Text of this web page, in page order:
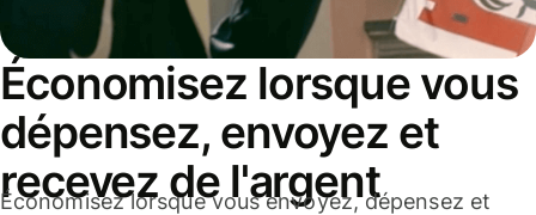
Économisez lorsque vous
dépensez, envoyez et
recevez de l'argent
Économisez lorsque vous envoyez, dépensez et